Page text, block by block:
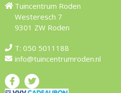
Tuincentrum Roden
Westeresch 7
9301 ZW Roden
T: 050 5011188
info@tuincentrumroden.nl